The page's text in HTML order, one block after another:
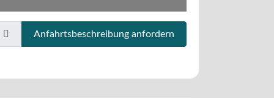
Anfahrtsbeschreibung anfordern